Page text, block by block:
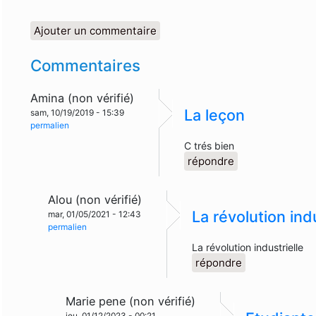
Ajouter un commentaire
Commentaires
Amina (non vérifié)
sam, 10/19/2019 - 15:39
permalien
La leçon
C trés bien
répondre
Alou (non vérifié)
mar, 01/05/2021 - 12:43
permalien
La révolution
La révolution industrielle
répondre
Marie pene (non vérifié)